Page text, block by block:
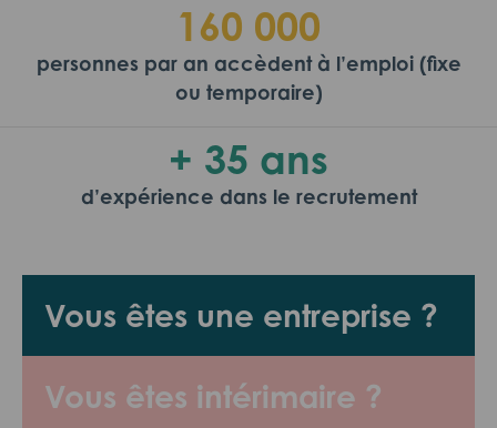
Vous êtes une entreprise ?
Vous êtes intérimaire ?
160 000
personnes par an accèdent à l’emploi (fixe
ou temporaire)
+ 35 ans
d’expérience dans le recrutement